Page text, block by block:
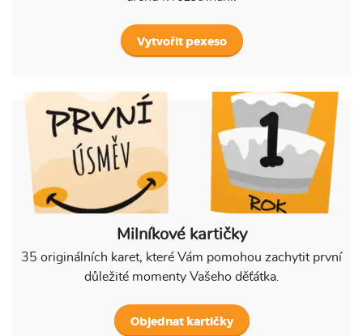
Vytvořit pexeso
Milníkové kartičky
35 originálních karet, které Vám pomohou zachytit první
důležité momenty Vašeho děťátka.
Objednat kartičky